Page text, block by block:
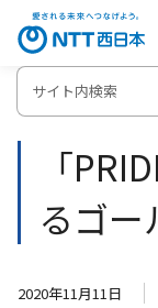
ホーム 「PRIDE
「
るゴー
2020年11月11日